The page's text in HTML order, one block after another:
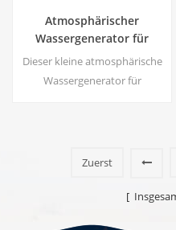
Atmosphärischer
Wassergenerator für
Wohngebäude HE-88C
Dieser kleine atmosphärische
Wassergenerator für
Bildschirm. Speicherkapazität:
Zuerst
[